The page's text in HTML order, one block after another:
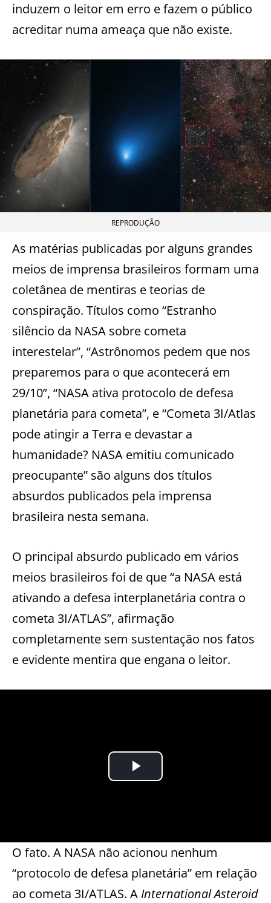
induzem o leitor em erro e fazem o público
acreditar numa ameaça que não existe.
REPRODUÇÃO
As matérias publicadas por alguns grandes
meios de imprensa brasileiros formam uma
coletânea de mentiras e teorias de
conspiração. Títulos como “Estranho
silêncio da NASA sobre cometa
interestelar”, “Astrônomos pedem que nos
preparemos para o que acontecerá em
29/10”, “NASA ativa protocolo de defesa
planetária para cometa”, e “Cometa 3I/Atlas
pode atingir a Terra e devastar a
humanidade? NASA emitiu comunicado
preocupante” são alguns dos títulos
absurdos publicados pela imprensa
brasileira nesta semana.
O principal absurdo publicado em vários
meios brasileiros foi de que “a NASA está
ativando a defesa interplanetária contra o
cometa 3I/ATLAS”, afirmação
completamente sem sustentação nos fatos
e evidente mentira que engana o leitor.
O fato. A NASA não acionou nenhum
“protocolo de defesa planetária” em relação
ao cometa 3I/ATLAS. A International Asteroid